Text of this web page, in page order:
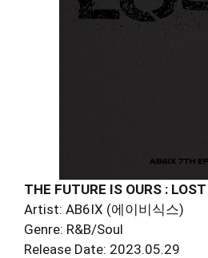
THE FUTURE IS OURS : LOST
Artist: AB6IX (에이비식스)
Genre: R&B/Soul
Release Date: 2023.05.29